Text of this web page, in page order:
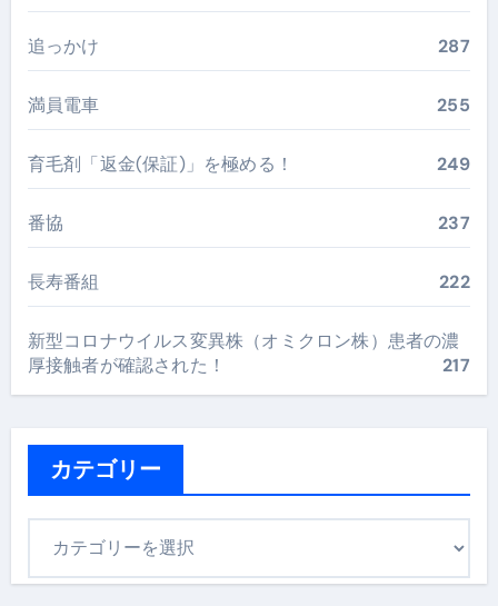
追っかけ 287
満員電車 255
育毛剤「返金(保証)」を極める！ 249
番協 237
長寿番組 222
新型コロナウイルス変異株（オミクロン株）患者の濃
厚接触者が確認された！
217
カテゴリー